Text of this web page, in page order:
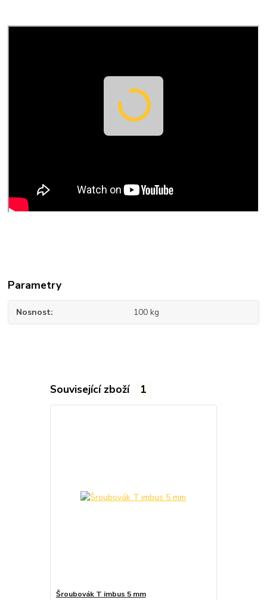
Parametry
Nosnost 100 kg
Související zboží 1
Šroubovák T imbus 5 mm